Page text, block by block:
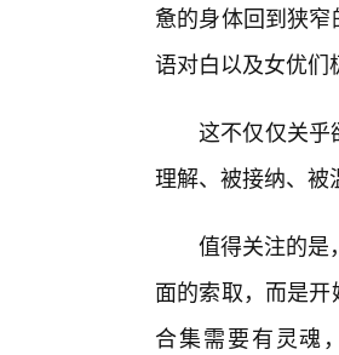
惫的身体回到狭
语对白以及女优们
这不仅仅关
理解、被接纳、被
值得关注的是
面的索取，而是
合集需要有灵魂